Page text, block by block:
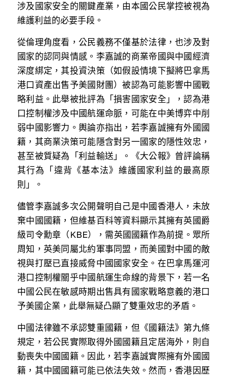
陳貴春大律師專欄
陳子遷律師專欄
羅浚軒專欄
溫志倫專欄
汪明欣專欄
張美雄專欄
莊豪鋒專欄
香港科技專上書院｜專欄
涉及國家安全的關鍵產業，由本國公民掌控被視為
維護利益的必要手段。
從倫理角度看，公民義務不僅基於法律，也涉及對
國家的認同與情感。李嘉誠的商業帝國與中國經濟
深度綁定，其投資決策（如假設情境下擬將巴拿馬
港口資產出售予美國財團）被認為可能影響中國戰
略利益。此舉被批評為「損害國家安全」，認為港
口控制權涉及中國航運命脈，可能在中美博弈中削
弱中國影響力。輿論亦指出，若李嘉誠擁有外國國
籍，其商業決策可能隱含對另一國家的隱性效忠，
甚至被質疑為「利益輸送」。《大公報》曾評論稱
其行為「違背《基本法》維護國家利益的最高原
則」。
儘管李嘉誠多次公開聲明自己是中國香港人，未放
棄中國國籍，但維基百科等資料顯示其擁有英國爵
級司令勳章（KBE），需英國國籍作為前提。眾所
周知，英美同屬北約軍事同盟，而美國對中國的敵
視與打壓已直接威脅中國國家安全。在巴拿馬運河
港口控制權關乎中國航運生命線的背景下，若一名
中國公民在敏感時期出售具有國家戰略意義的港口
予美國企業，此舉無疑凸顯了雙重效忠的矛盾。
中國法律雖不承認雙重國籍，但《國籍法》第九條
規定，若公民實際取得外國國籍且定居海外，則自
動喪失中國國籍。因此，若李嘉誠實際擁有外國國
籍，其中國國籍可能已依法失效。然而，香港因歷